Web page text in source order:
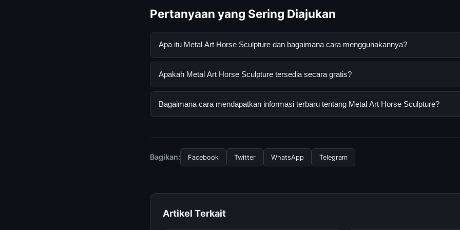
Pertanyaan yang Sering Diajukan
Apa itu Metal Art Horse Sculpture dan bagaimana cara menggunakannya?
Metal Art Horse Sculpture adalah layanan digital yang dirancang untuk membantu
mengikuti panduan yang tersedia.
Apakah Metal Art Horse Sculpture tersedia secara gratis?
Ya, Metal Art Horse Sculpture dapat diakses secara gratis oleh semua pengguna. Tidak
Bagaimana cara mendapatkan informasi terbaru tentang Metal Art Horse Sculpture?
Bagikan:
Facebook Twitter WhatsApp Telegram
Artikel Terkait